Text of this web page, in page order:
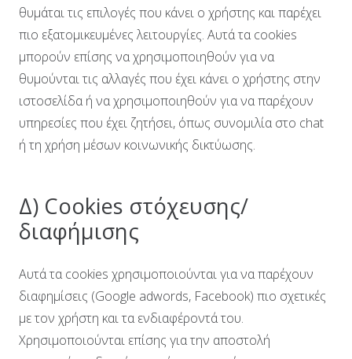
θυμάται τις επιλογές που κάνει ο χρήστης και παρέχει
πιο εξατομικευμένες λειτουργίες. Αυτά τα cookies
μπορούν επίσης να χρησιμοποιηθούν για να
θυμούνται τις αλλαγές που έχει κάνει ο χρήστης στην
ιστοσελίδα ή να χρησιμοποιηθούν για να παρέχουν
υπηρεσίες που έχει ζητήσει, όπως συνομιλία στο chat
ή τη χρήση μέσων κοινωνικής δικτύωσης.
Δ) Cookies στόχευσης/
διαφήμισης
Αυτά τα cookies χρησιμοποιούνται για να παρέχουν
διαφημίσεις (Google adwords, Facebook) πιο σχετικές
με τον χρήστη και τα ενδιαφέροντά του.
Χρησιμοποιούνται επίσης για την αποστολή